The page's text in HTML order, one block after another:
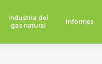
Industria del
gas natural
Informes